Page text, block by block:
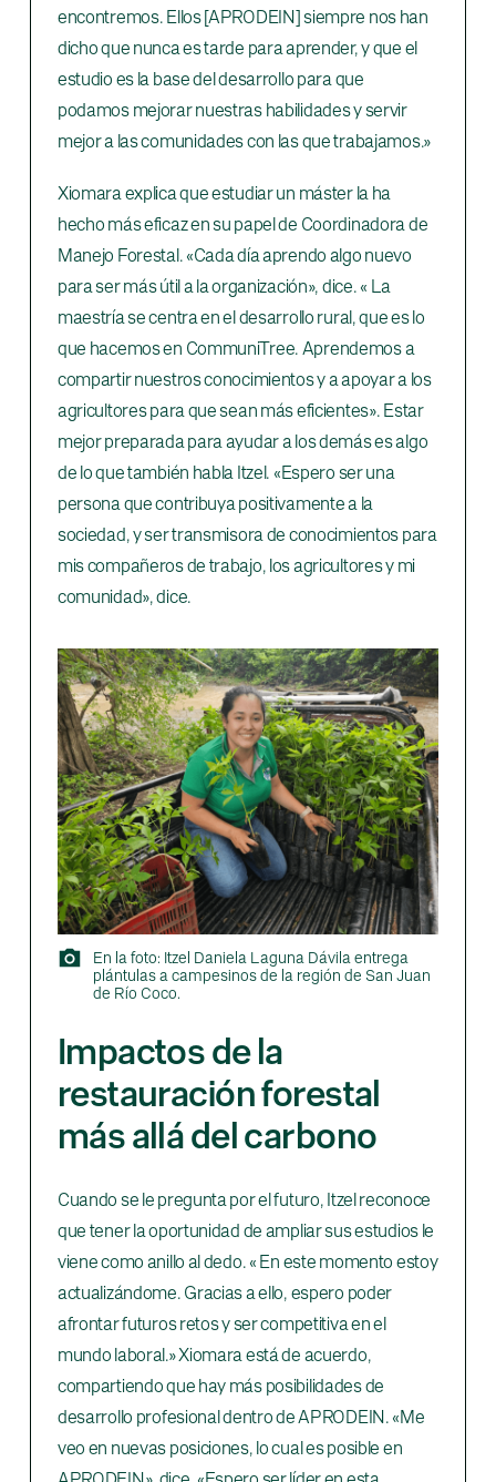
encontremos. Ellos [APRODEIN] siempre nos han
dicho que nunca es tarde para aprender, y que el
estudio es la base del desarrollo para que
podamos mejorar nuestras habilidades y servir
mejor a las comunidades con las que trabajamos.»
Xiomara explica que estudiar un máster la ha
hecho más eficaz en su papel de Coordinadora de
Manejo Forestal. «Cada día aprendo algo nuevo
para ser más útil a la organización», dice. « La
maestría se centra en el desarrollo rural, que es lo
que hacemos en CommuniTree. Aprendemos a
compartir nuestros conocimientos y a apoyar a los
agricultores para que sean más eficientes». Estar
mejor preparada para ayudar a los demás es algo
de lo que también habla Itzel. «Espero ser una
persona que contribuya positivamente a la
sociedad, y ser transmisora de conocimientos para
mis compañeros de trabajo, los agricultores y mi
comunidad», dice.
En la foto: Itzel Daniela Laguna Dávila entrega
plántulas a campesinos de la región de San Juan
de Río Coco.
Impactos de la
restauración forestal
más allá del carbono
Cuando se le pregunta por el futuro, Itzel reconoce
que tener la oportunidad de ampliar sus estudios le
viene como anillo al dedo. « En este momento estoy
actualizándome. Gracias a ello, espero poder
afrontar futuros retos y ser competitiva en el
mundo laboral.» Xiomara está de acuerdo,
compartiendo que hay más posibilidades de
desarrollo profesional dentro de APRODEIN. «Me
veo en nuevas posiciones, lo cual es posible en